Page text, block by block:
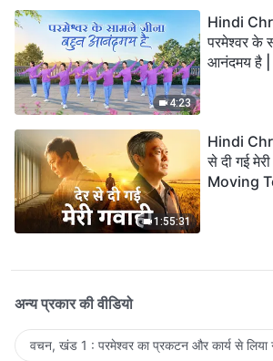
4:23
Hindi
परमेश्वर के
आनंदमय है
1:55:31
Hindi
से दी गई
Moving
अन्य प्रकार की वीडियो
वचन, खंड 1 : परमेश्वर का प्रकटन और कार्य से लिया